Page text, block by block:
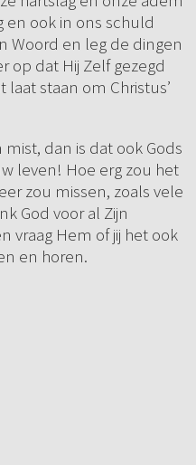
en ook in ons schuld
Woord en leg de dingen
op dat Hij Zelf gezegd
staan om Christus’
dan is dat ook Gods
leven! Hoe erg zou het
zou missen, zoals vele
God voor al Zijn
vraag Hem of jij het ook
en horen.